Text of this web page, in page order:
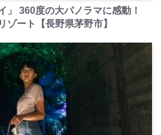
」 360度の大パノラマに感動！
ゾート【長野県茅野市】